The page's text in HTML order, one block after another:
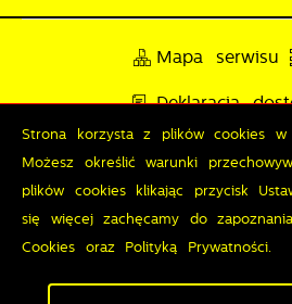
Mapa serwisu
Deklaracja
Polityka prywatności
Odwiedzin: 3798080
Strona korzysta z plików cookies w
Możesz określić warunki
plików cookies klikając przycisk
się więcej zachęcamy do
Cookies oraz Polityką Prywatności.